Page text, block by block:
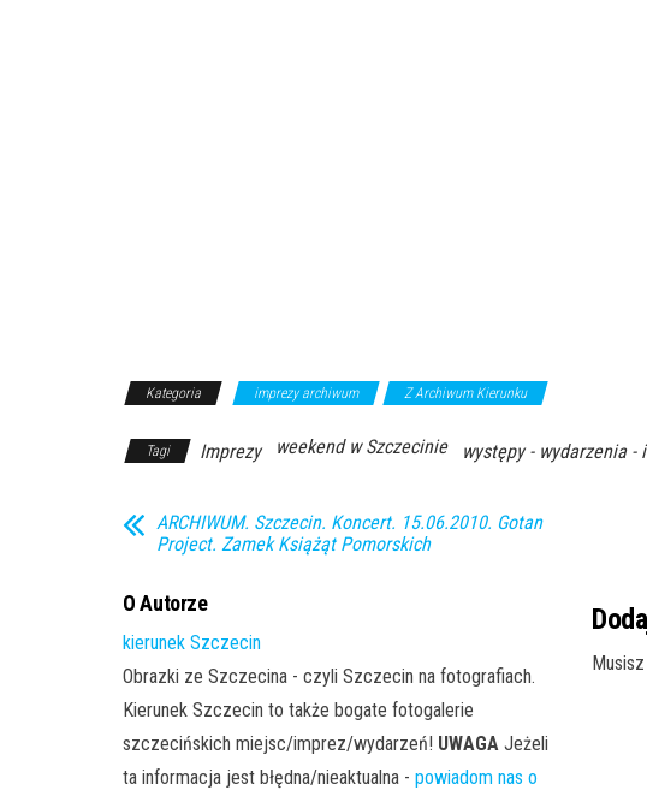
Kategoria imprezy archiwum Z Archiwum Kierunku
Tagi Imprezy weekend w Szczecinie występy - wydarzenia -
ARCHIWUM. Szczecin. Koncert. 15.06.2010. Gotan
Project. Zamek Książąt Pomorskich
O Autorze
kierunek Szczecin
Obrazki ze Szczecina - czyli Szczecin na fotografiach.
Kierunek Szczecin to także bogate fotogalerie
szczecińskich miejsc/imprez/wydarzeń! UWAGA Jeżeli
ta informacja jest błędna/nieaktualna - powiadom nas o